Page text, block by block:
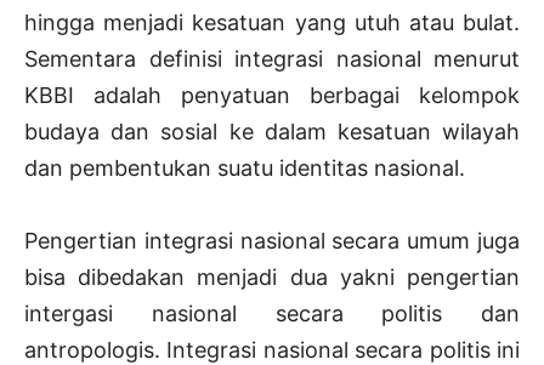
hingga menjadi kesatuan yang utuh atau bulat.
Sementara definisi integrasi nasional menurut
KBBI adalah penyatuan berbagai kelompok
budaya dan sosial ke dalam kesatuan wilayah
dan pembentukan suatu identitas nasional.
Pengertian integrasi nasional secara umum juga
bisa dibedakan menjadi dua yakni pengertian
intergasi nasional secara politis dan
antropologis. Integrasi nasional secara politis ini